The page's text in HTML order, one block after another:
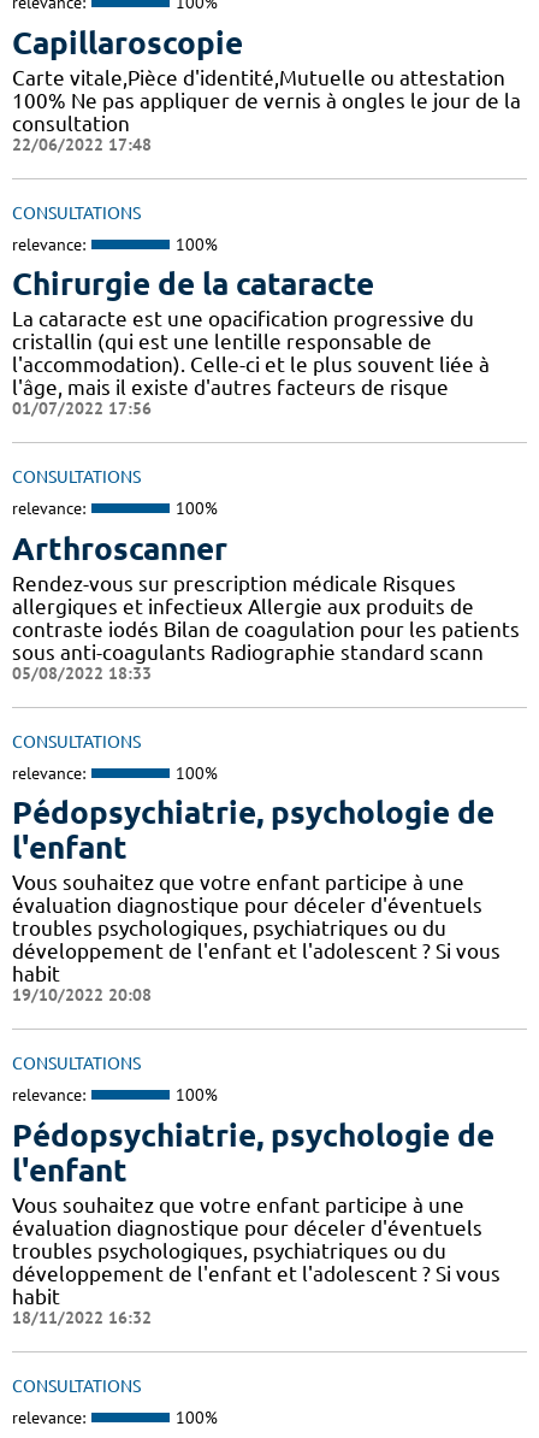
Capillaroscopie
Carte vitale,Pièce d'identité,Mutuelle ou attestation
100% Ne pas appliquer de vernis à ongles le jour de la
consultation
22/06/2022 17:48
CONSULTATIONS
relevance: 100%
Chirurgie de la cataracte
La cataracte est une opacification progressive du
cristallin (qui est une lentille responsable de
l'accommodation). Celle-ci et le plus souvent liée à
l'âge, mais il existe d'autres facteurs de risque
01/07/2022 17:56
CONSULTATIONS
relevance: 100%
Arthroscanner
Rendez-vous sur prescription médicale Risques
allergiques et infectieux Allergie aux produits de
contraste iodés Bilan de coagulation pour les patients
sous anti-coagulants Radiographie standard scann
05/08/2022 18:33
CONSULTATIONS
relevance: 100%
Pédopsychiatrie, psychologie de
l'enfant
Vous souhaitez que votre enfant participe à une
évaluation diagnostique pour déceler d'éventuels
troubles psychologiques, psychiatriques ou du
développement de l'enfant et l'adolescent ? Si vous
habit
19/10/2022 20:08
CONSULTATIONS
relevance: 100%
Pédopsychiatrie, psychologie de
l'enfant
Vous souhaitez que votre enfant participe à une
évaluation diagnostique pour déceler d'éventuels
troubles psychologiques, psychiatriques ou du
développement de l'enfant et l'adolescent ? Si vous
habit
18/11/2022 16:32
CONSULTATIONS
relevance: 100%